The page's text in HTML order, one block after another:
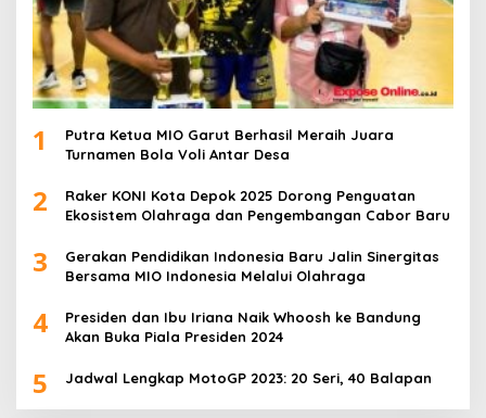
1
Putra Ketua MIO Garut Berhasil Meraih Juara
Turnamen Bola Voli Antar Desa
2
Raker KONI Kota Depok 2025 Dorong Penguatan
Ekosistem Olahraga dan Pengembangan Cabor Baru
3
Gerakan Pendidikan Indonesia Baru Jalin Sinergitas
Bersama MIO Indonesia Melalui Olahraga
4
Presiden dan Ibu Iriana Naik Whoosh ke Bandung
Akan Buka Piala Presiden 2024
5 Jadwal Lengkap MotoGP 2023: 20 Seri, 40 Balapan